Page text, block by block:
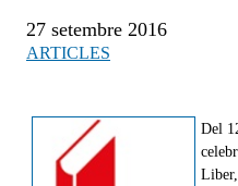
27 setembre 2016
ARTICLES
Del